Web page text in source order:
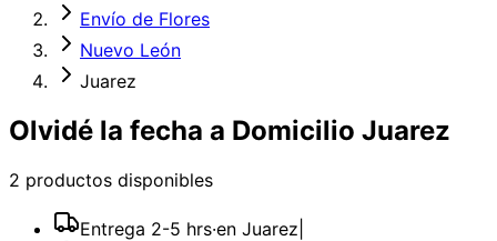
Envío de Flores
Nuevo León
Juarez
Olvidé la fecha a Domicilio Juarez
2 productos disponibles
Entrega 2-5 hrs·en Juarez